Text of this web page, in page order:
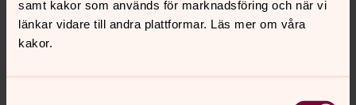
samt kakor som används för marknadsföring och när vi
länkar vidare till andra plattformar. Läs mer om våra
kakor.